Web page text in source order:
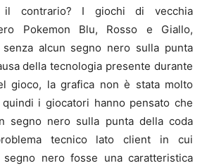
il contrario? I giochi di vecchia
Pokemon Blu, Rosso e Giallo,
senza alcun segno nero sulla punta
della tecnologia presente durante
gioco, la grafica non è stata molto
i giocatori hanno pensato che
segno nero sulla punta della coda
tecnico lato client in cui
nero fosse una caratteristica